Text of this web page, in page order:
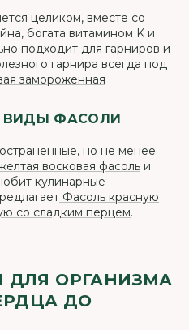
целиком, вместе со
богата витамином K и
подходит для гарниров и
гарнира всегда под
замороженная
ВИДЫ ФАСОЛИ
но не менее
восковая фасоль и
кулинарные
Фасоль красную
со сладким перцем.
ДЛЯ ОРГАНИЗМА
ДО